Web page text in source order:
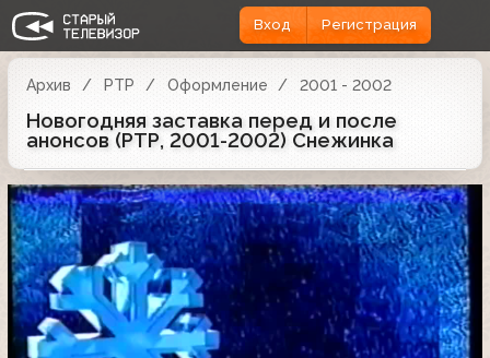
Вход Регистрация
Архив РТР Оформление 2001 - 2002
Новогодняя заставка перед и после
анонсов (РТР, 2001-2002) Снежинка